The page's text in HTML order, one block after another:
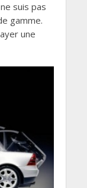
suis pas
gamme.
une